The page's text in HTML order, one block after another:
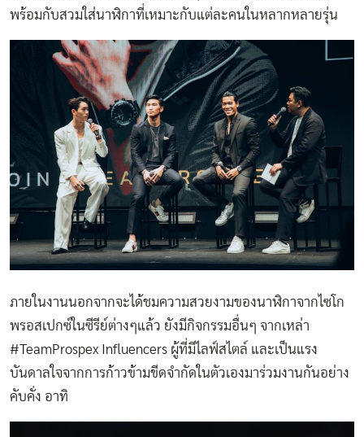
พร้อมกับสวมใส่นาฬิกาที่เหมาะกับแต่ละคนในหลากหลายรุ่น
ภายในงานนอกจากจะได้ชมความสวยงามของนาฬิกาจากไซโก
พรอสเปกซ์ในซีรีย์ต่างๆแล้ว​ ยังมีกิจกรรมอื่นๆ จากเหล่า
#TeamProspex Influencers ผู้ที่มีไลฟ์สไตล์ และเป็นแรง
บันดาลใจจากการก้าวข้ามขีดจำกัดในตัวเองมาร่วมงานกันอย่าง
คับคั่ง​​ อาทิ